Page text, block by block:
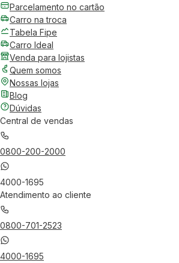
Parcelamento no cartão
Carro na troca
Tabela Fipe
Carro Ideal
Venda para lojistas
Quem somos
Nossas lojas
Blog
Dúvidas
Central de vendas
0800-200-2000
4000-1695
Atendimento ao cliente
0800-701-2523
4000-1695